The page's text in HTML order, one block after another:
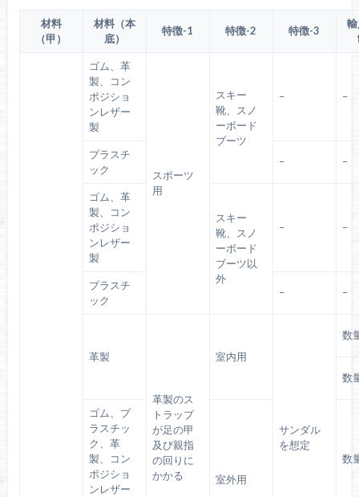
材料
（甲）
材料（本
底）
特徴-1 特徴-2 特徴-3
ゴム、革
製、コン
ポジショ
ンレザー
製
スポーツ
用
スキー
靴、スノ
ーボード
ブーツ
– –
プラスチ
ック
– –
ゴム、革
製、コン
ポジショ
ンレザー
製
スキー
靴、スノ
ーボード
ブーツ以
外
– –
プラスチ
ック
– –
革製
革製のス
トラップ
が足の甲
及び親指
の回りに
かかる
室内用
サンダル
を想定
数
数
ゴム、プ
ラスチッ
ク、革
製、コン
ポジショ
ンレザー
室外用
数